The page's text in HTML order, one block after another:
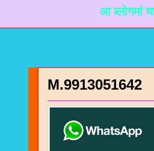
आ ब्लोगमां चारणी
M.9913051642